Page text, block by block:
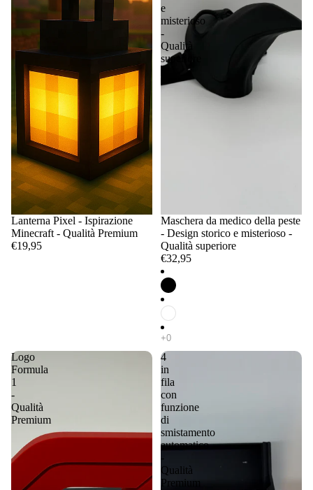
Lanterna Pixel - Ispirazione
Minecraft - Qualità Premium
€19,95
e
misterioso
-
Qualità
superiore
Maschera da medico della peste
- Design storico e misterioso -
Qualità superiore
€32,95
Logo
Formula
1
-
Qualità
Premium
4
in
fila
con
funzione
di
smistamento
automatico
-
Qualità
Premium